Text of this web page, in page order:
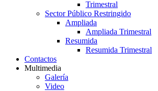
Trimestral
Sector Público Restringido
Ampliada
Ampliada Trimestral
Resumida
Resumida Trimestral
Contactos
Multimedia
Galería
Video